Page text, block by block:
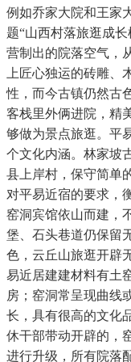
例如乔家大院和王家
题“山西村落旅逛成长
营制出的院落空气，
上匠心独运的砖雕
性，而今古镇仍然古
客栈里外俩进院，精
够做为景点旅逛。平
个文化内涵。林家坡
县上岸村，保守简单
对平易近宿的要求，
窑洞宾馆依山而建，
堡、石头巷道仍保留
色，云丘山旅逛开辟
易近居建建材料有土
房；窑洞常呈现曲线
长，具有很高的文化
休干部带动开辟的，
进行升级，所有院落